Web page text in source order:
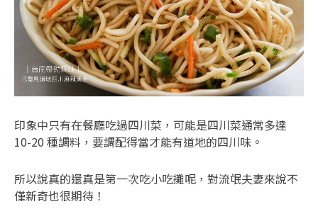
印象中只有在餐廳吃過四川菜，可能是四川菜通常多達
10-20 種調料，要調配得當才能有道地的四川味。
所以說真的還真是第一次吃小吃攤呢，對流氓夫妻來說不
僅新奇也很期待！